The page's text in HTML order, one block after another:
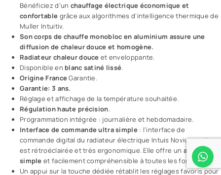
Bénéficiez d’un chauffage électrique économique et
confortable grâce aux algorithmes d’intelligence thermique de
Muller Intuitiv.
Son corps de chauffe monobloc en aluminium assure une
diffusion de chaleur douce et homogène.
Radiateur chaleur douce et enveloppante.
Disponible en blanc satiné lissé.
Origine FranceGarantie.
Garantie: 3 ans.
Réglage et affichage de la température souhaitée.
Régulation haute précision.
Programmation intégrée : journalière et hebdomadaire.
Interface de commande ultra simple : l’interface de
commande digital du radiateur électrique Intuis Novium nativ
est rétroéclairée et très ergonomique. Elle offre un accès
simple et facilement compréhensible à toutes les fonctions.
Un appui sur la touche dédiée rétablit les réglages favoris pour